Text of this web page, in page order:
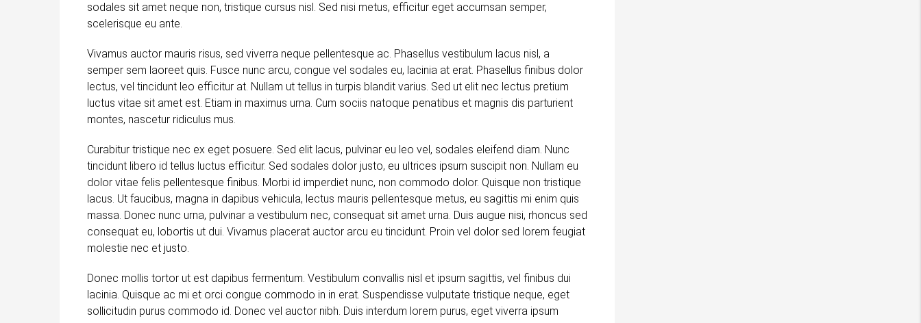
sodales sit amet neque non, tristique cursus nisl. Sed nisi metus, efficitur eget accumsan semper,
scelerisque eu ante.
Vivamus auctor mauris risus, sed viverra neque pellentesque ac. Phasellus vestibulum lacus nisl, a
semper sem laoreet quis. Fusce nunc arcu, congue vel sodales eu, lacinia at erat. Phasellus finibus dolor
lectus, vel tincidunt leo efficitur at. Nullam ut tellus in turpis blandit varius. Sed ut elit nec lectus pretium
luctus vitae sit amet est. Etiam in maximus urna. Cum sociis natoque penatibus et magnis dis parturient
montes, nascetur ridiculus mus.
Curabitur tristique nec ex eget posuere. Sed elit lacus, pulvinar eu leo vel, sodales eleifend diam. Nunc
tincidunt libero id tellus luctus efficitur. Sed sodales dolor justo, eu ultrices ipsum suscipit non. Nullam eu
dolor vitae felis pellentesque finibus. Morbi id imperdiet nunc, non commodo dolor. Quisque non tristique
lacus. Ut faucibus, magna in dapibus vehicula, lectus mauris pellentesque metus, eu sagittis mi enim quis
massa. Donec nunc urna, pulvinar a vestibulum nec, consequat sit amet urna. Duis augue nisi, rhoncus sed
consequat eu, lobortis ut dui. Vivamus placerat auctor arcu eu tincidunt. Proin vel dolor sed lorem feugiat
molestie nec et justo.
Donec mollis tortor ut est dapibus fermentum. Vestibulum convallis nisl et ipsum sagittis, vel finibus dui
lacinia. Quisque ac mi et orci congue commodo in in erat. Suspendisse vulputate tristique neque, eget
sollicitudin purus commodo id. Donec vel auctor nibh. Duis interdum lorem purus, eget viverra ipsum